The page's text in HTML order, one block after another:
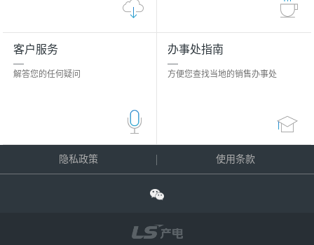
客户服务
解答您的任何疑问
办事处指南
方便您查找当地的销售办事处
隐私政策 使用条款